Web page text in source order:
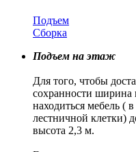
Подъем
Сборка
Подъем на этаж
Для того, чтобы
сохранности ширина
находиться мебель (
лестничной клетки)
высота 2,3 м.